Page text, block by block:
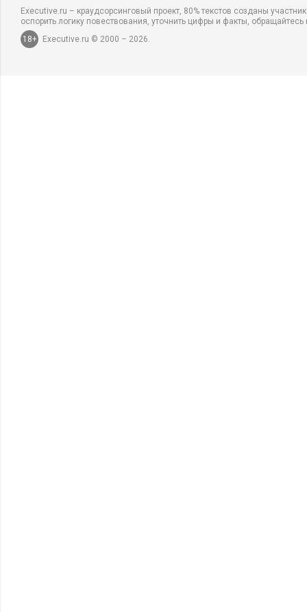
Executive.ru – краудсорсинговый проект, 80% текстов созданы
оспорить логику повествования, уточнить цифры и факты,
18+
Executive.ru © 2000 – 2026.